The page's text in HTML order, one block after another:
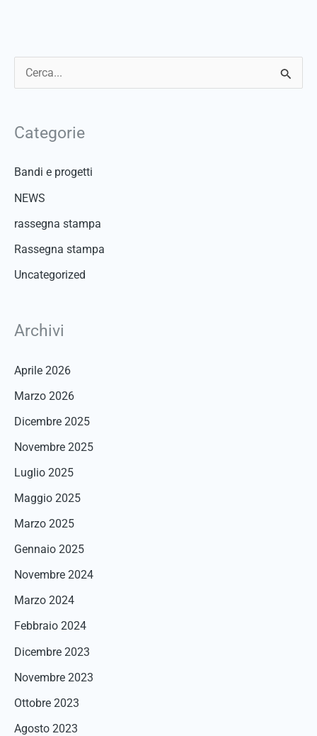
a
Categorie
Bandi e progetti
NEWS
rassegna stampa
Rassegna stampa
Uncategorized
Archivi
Aprile 2026
Marzo 2026
Dicembre 2025
Novembre 2025
Luglio 2025
Maggio 2025
Marzo 2025
Gennaio 2025
Novembre 2024
Marzo 2024
Febbraio 2024
Dicembre 2023
Novembre 2023
Ottobre 2023
Agosto 2023